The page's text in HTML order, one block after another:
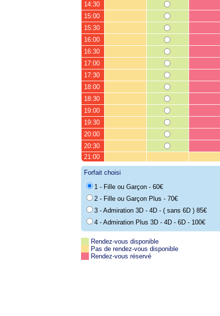
14:30
15:00
15:30
16:00
16:30
17:00
17:30
18:00
18:30
19:00
19:30
20:00
20:30
21:00
Forfait choisi
1 - Fille ou Garçon - 60€
2 - Fille ou Garçon Plus - 70€
3 - Admiration 3D - 4D - ( sans 6D ) 85€
4 - Admiration Plus 3D - 4D - 6D - 100€
Rendez-vous disponible
Pas de rendez-vous disponible
Rendez-vous réservé